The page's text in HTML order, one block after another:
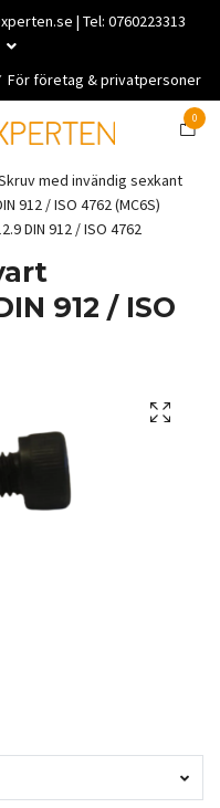
| Tel: 0760223313
För företag & privatpersoner
0
med invändig sexkant
912 / ISO 4762 (MC6S)
DIN 912 / ISO 4762
912 / ISO